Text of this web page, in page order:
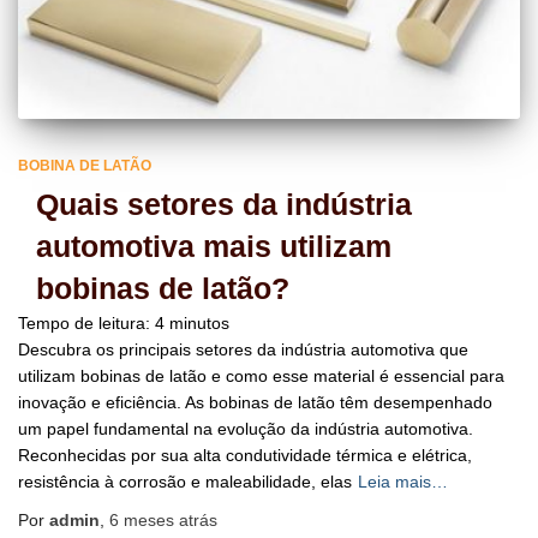
BOBINA DE LATÃO
Quais setores da indústria
automotiva mais utilizam
bobinas de latão?
Tempo de leitura: 4 minutos
Descubra os principais setores da indústria automotiva que
utilizam bobinas de latão e como esse material é essencial para
inovação e eficiência. As bobinas de latão têm desempenhado
um papel fundamental na evolução da indústria automotiva.
Reconhecidas por sua alta condutividade térmica e elétrica,
resistência à corrosão e maleabilidade, elas Leia mais…
Por admin 6 meses atrás